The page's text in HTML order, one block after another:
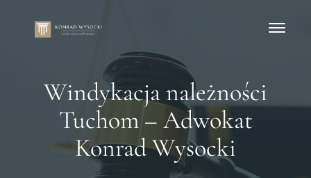
Windykacja należności
Tuchom – Adwokat
Konrad Wysocki